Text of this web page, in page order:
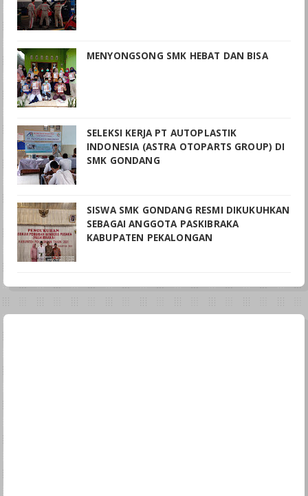
MENYONGSONG SMK HEBAT DAN BISA
SELEKSI KERJA PT AUTOPLASTIK
INDONESIA (ASTRA OTOPARTS GROUP) DI
SMK GONDANG
SISWA SMK GONDANG RESMI DIKUKUHKAN
SEBAGAI ANGGOTA PASKIBRAKA
KABUPATEN PEKALONGAN